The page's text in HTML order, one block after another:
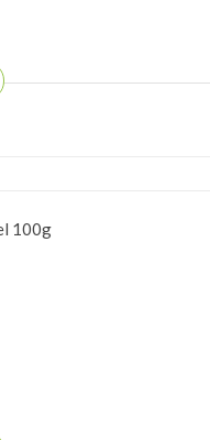
100g